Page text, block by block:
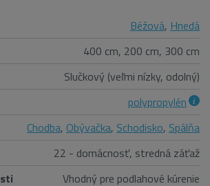
Béžová, Hnedá
400 cm, 200 cm, 300 cm
Slučkový (veľmi nízky, odolný)
polypropylén
Chodba, Obývačka, Schodisko, Spálňa
22 - domácnosť, stredná záťaž
Vhodný pre podlahové kúrenie